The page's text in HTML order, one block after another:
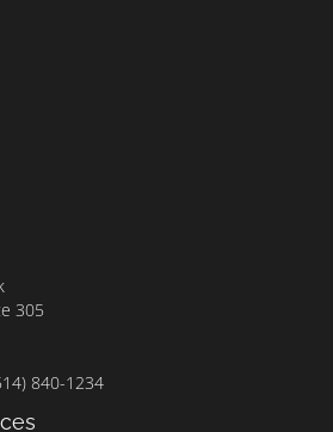
305
840-1234